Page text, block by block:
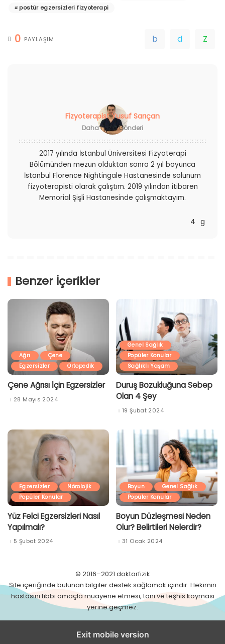
postür egzersizleri fizyoterapi
0 PAYLAŞIM
Fizyoterapist Yusuf Sarıçan
Daha Fazla Gönderi
2017 yılında İstanbul Üniversitesi Fizyoterapi
Bölümünden mezun olduktan sonra 2 yıl boyunca
İstanbul Florence Nightingale Hastanesinde solunum
fizyoterapisti olarak çalıştım. 2019 yılından itibaren
Memorial Şişli Hastanesinde çalışmaktayım.
Benzer İçerikler
Ağrı
Çene
Egzersizler
Ortopedik
Çene Ağrısı İçin Egzersizler
28 Mayıs 2024
Genel Sağlık
Popüler Konular
Sağlıklı Yaşam
Duruş Bozukluğuna Sebep
Olan 4 Şey
19 Şubat 2024
Egzersizler
Nörolojik
Popüler Konular
Yüz Felci Egzersizleri Nasıl
Yapılmalı?
5 Şubat 2024
Boyun
Genel Sağlık
Popüler Konular
Boyun Düzleşmesi Neden
Olur? Belirtileri Nelerdir?
31 Ocak 2024
© 2016–2021 doktorfizik
Site içeriğinde bulunan bilgiler destek sağlamak içindir. Hekimin
hastasını tıbbi amaçla muayene etmesi, tanı ve teşhis koyması
yerine geçmez.
Exit mobile version